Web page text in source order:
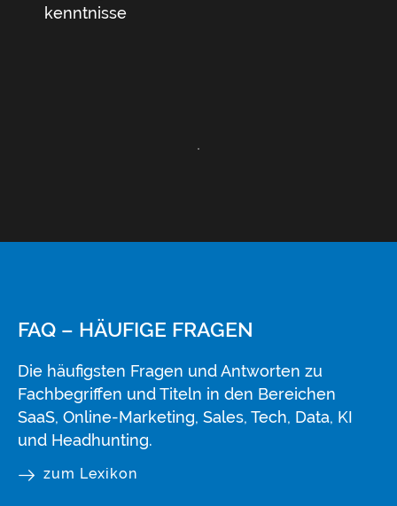
kenntnisse
FAQ – HÄUFIGE FRAGEN
Die häufigsten Fragen und Antworten zu
Fachbegriffen und Titeln in den Bereichen
SaaS, Online-Marketing, Sales, Tech, Data, KI
und Headhunting.
zum Lexikon